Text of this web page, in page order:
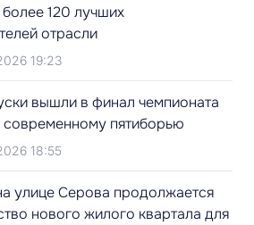
120 лучших
отрасли
19:23
вышли в финал чемпионата
пятиборью
18:55
улице Серова продолжается
нового жилого квартала для